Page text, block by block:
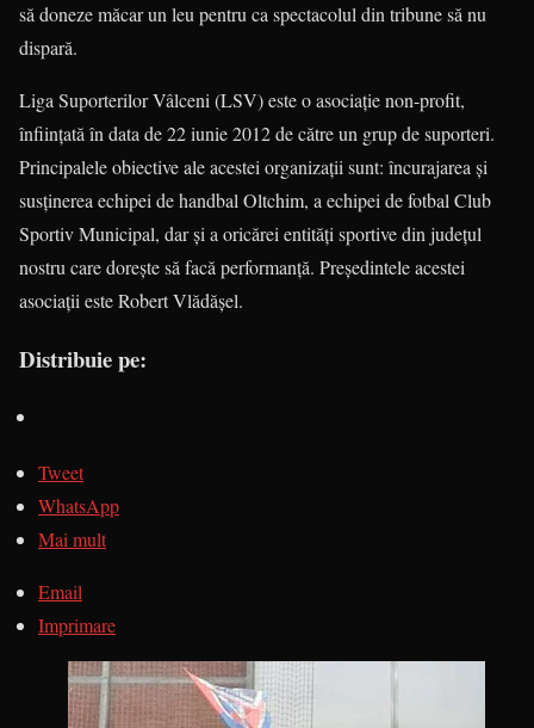
să doneze măcar un leu pentru ca spectacolul din tribune să nu
dispară.
Liga Suporterilor Vâlceni (LSV) este o asociaţie non-profit,
înfiinţată în data de 22 iunie 2012 de către un grup de suporteri.
Principalele obiec­tive ale acestei organizaţii sunt: încu­ra­jarea şi
susţinerea echipei de handbal Oltchim, a echipei de fotbal Club
Sportiv Municipal, dar şi a oricărei entităţi sportive din judeţul
nostru care doreşte să facă perfor­manţă. Preşedintele acestei
asociaţii este Robert Vlădăşel.
Distribuie pe:
Tweet
WhatsApp
Mai mult
Email
Imprimare